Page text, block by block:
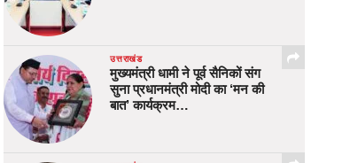
उत्तराखंड
मुख्यमंत्री धामी ने पूर्व सैनिकों संग
सुना प्रधानमंत्री मोदी का ‘मन की
बात’ कार्यक्रम…